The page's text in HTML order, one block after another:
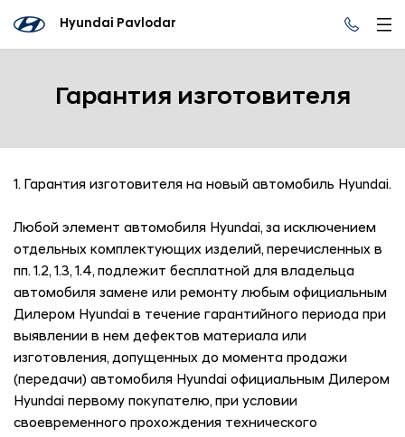
Hyundai Pavlodar
Гарантия изготовителя
1. Гарантия изготовителя на новый автомобиль Hyundai.
Любой элемент автомобиля Hyundai, за исключением
отдельных комплектующих изделий, перечисленных в
пп. 1.2, 1.3, 1.4, подлежит бесплатной для владельца
автомобиля замене или ремонту любым официальным
Дилером Hyundai в течение гарантийного периода при
выявлении в нем дефектов материала или
изготовления, допущенных до момента продажи
(передачи) автомобиля Hyundai официальным Дилером
Hyundai первому покупателю, при условии
своевременного прохождения технического